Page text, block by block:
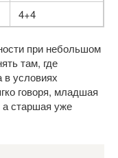
4+4
при небольшом
там, где
в условиях
говоря, младшая
а старшая уже